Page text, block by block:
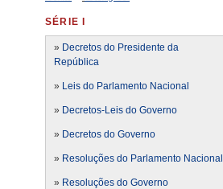
SÉRIE I
» Decretos do Presidente da
República
» Leis do Parlamento Nacional
» Decretos-Leis do Governo
» Decretos do Governo
» Resoluções do Parlamento Nacional
» Resoluções do Governo